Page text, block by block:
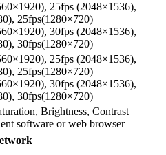
25fps (2048×1536),
25fps(1280×720)
30fps (2048×1536),
30fps(1280×720)
25fps (2048×1536),
25fps(1280×720)
30fps (2048×1536),
30fps(1280×720)
Brightness, Contrast
software or web browser